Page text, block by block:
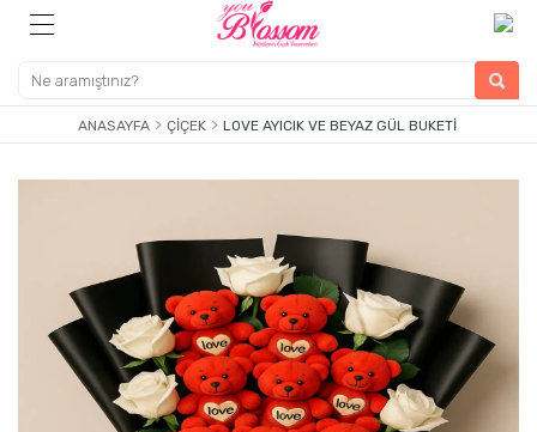
ANASAYFA ÇIÇEK LOVE AYICIK VE BEYAZ GÜL BUKETI